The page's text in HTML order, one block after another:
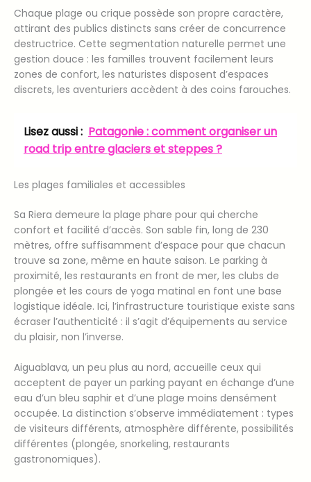
Chaque plage ou crique possède son propre caractère,
attirant des publics distincts sans créer de concurrence
destructrice. Cette segmentation naturelle permet une
gestion douce : les familles trouvent facilement leurs
zones de confort, les naturistes disposent d’espaces
discrets, les aventuriers accèdent à des coins farouches.
Lisez aussi : Patagonie : comment organiser un
road trip entre glaciers et steppes ?
Les plages familiales et accessibles
Sa Riera demeure la plage phare pour qui cherche
confort et facilité d’accès. Son sable fin, long de 230
mètres, offre suffisamment d’espace pour que chacun
trouve sa zone, même en haute saison. Le parking à
proximité, les restaurants en front de mer, les clubs de
plongée et les cours de yoga matinal en font une base
logistique idéale. Ici, l’infrastructure touristique existe sans
écraser l’authenticité : il s’agit d’équipements au service
du plaisir, non l’inverse.
Aiguablava, un peu plus au nord, accueille ceux qui
acceptent de payer un parking payant en échange d’une
eau d’un bleu saphir et d’une plage moins densément
occupée. La distinction s’observe immédiatement : types
de visiteurs différents, atmosphère différente, possibilités
différentes (plongée, snorkeling, restaurants
gastronomiques).